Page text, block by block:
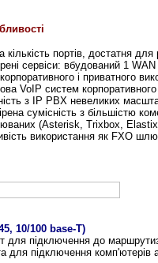
кількість портів, достатня
сервіси: вбудований 1
і приватного
VoIP систем
з IP PBX невеликих
сумісність з більшістю
(Asterisk, Trixbox,
використання як FXO
10/100 base-T)
для підключення до
для підключення комп'ютерів